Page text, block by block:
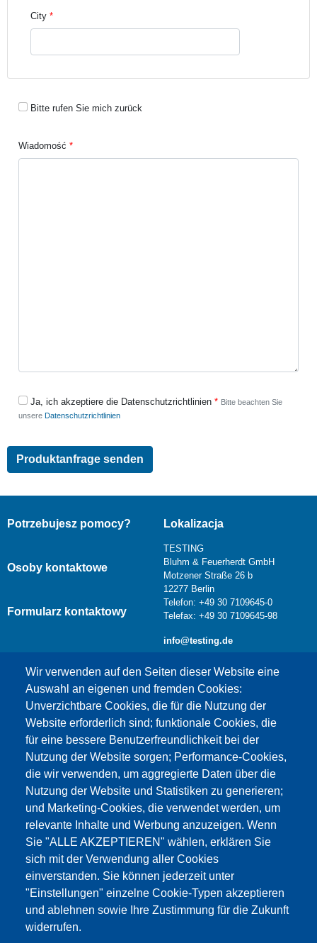
City
Bitte rufen Sie mich zurück
Wiadomość
Ja, ich akzeptiere die Datenschutzrichtlinien
Bitte beachten Sie
unsere Datenschutzrichtlinien
Wir verwenden auf den Seiten dieser Website eine
Auswahl an eigenen und fremden Cookies:
Unverzichtbare Cookies, die für die Nutzung der
Website erforderlich sind; funktionale Cookies, die
für eine bessere Benutzerfreundlichkeit bei der
Nutzung der Website sorgen; Performance-Cookies,
die wir verwenden, um aggregierte Daten über die
Nutzung der Website und Statistiken zu generieren;
und Marketing-Cookies, die verwendet werden, um
relevante Inhalte und Werbung anzuzeigen. Wenn
Sie "ALLE AKZEPTIEREN" wählen, erklären Sie
sich mit der Verwendung aller Cookies
einverstanden. Sie können jederzeit unter
"Einstellungen" einzelne Cookie-Typen akzeptieren
und ablehnen sowie Ihre Zustimmung für die Zukunft
widerrufen.
Potrzebujesz pomocy?
Osoby kontaktowe
Formularz kontaktowy
Lokalizacja
TESTING
Bluhm & Feuerherdt GmbH
Motzener Straße 26 b
12277 Berlin
Telefon: +49 30 7109645-0
Telefax: +49 30 7109645-98
info@testing.de
Dieser Inhalt ist blockiert, da die Google Maps
Cookies nicht akzeptiert wurden.
NUR DIE GOOGLE MAPS COOKIES
AKZEPTIEREN.
Alle Cookies akzeptieren